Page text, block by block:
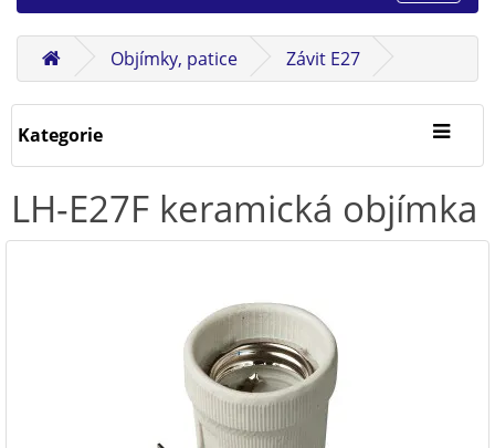
Objímky, patice Závit E27
Kategorie
LH-E27F keramická objímka